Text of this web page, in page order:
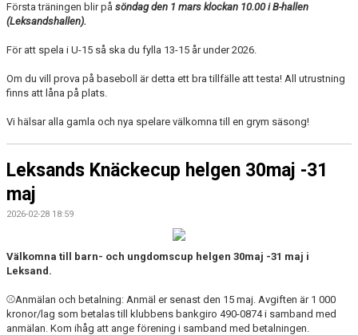
Första träningen blir på söndag den 1 mars klockan 10.00 i B-hallen
(Leksandshallen).
För att spela i U-15 så ska du fylla 13-15 år under 2026.
Om du vill prova på baseboll är detta ett bra tillfälle att testa! All utrustning
finns att låna på plats.
Vi hälsar alla gamla och nya spelare välkomna till en grym säsong!
Leksands Knäckecup helgen 30maj -31
maj
2026-02-28 18:59
Välkomna till barn- och ungdomscup helgen 30maj -31 maj i
Leksand.
⚾️Anmälan och betalning: Anmäl er senast den 15 maj. Avgiften är 1 000
kronor/lag som betalas till klubbens bankgiro 490-0874 i samband med
anmälan. Kom ihåg att ange förening i samband med betalningen.